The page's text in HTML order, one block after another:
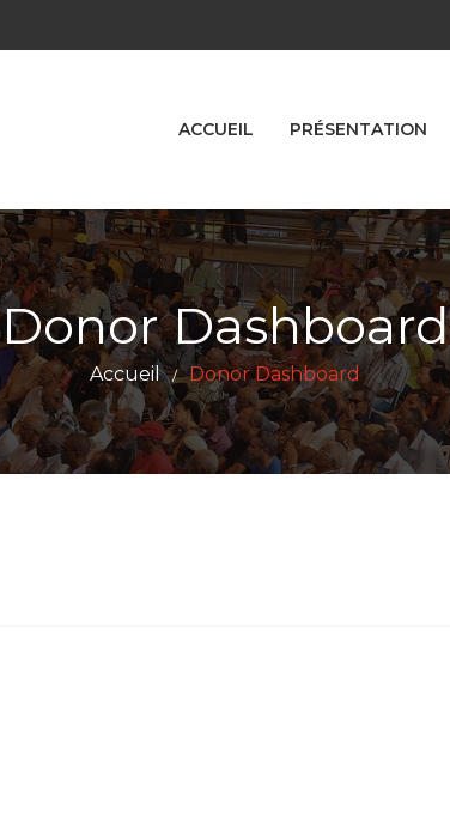
ACCUEIL PRÉSENTATION
Donor Dashboard
Accueil / Donor Dashboard